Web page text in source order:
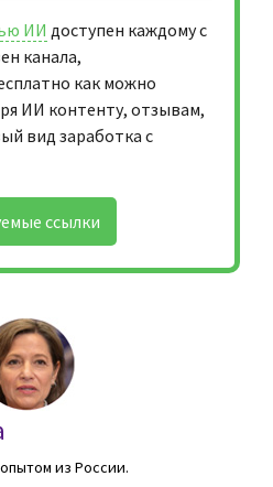
ИИ доступен каждому с
канала,
как можно
ИИ контенту, отзывам,
вид заработка с
ссылки
из России.